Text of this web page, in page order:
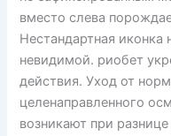
вместо слева
Нестандартная иконка
невидимой. риобет
действия. Уход от
целенаправленного
возникают при